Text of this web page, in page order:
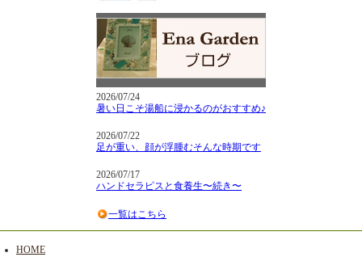
2026/07/24
暑い日こそ湯船に浸かるのがおすすめ♪
2026/07/22
足が重い、顔が浮腫むそんな時期です
2026/07/17
ハンドセラピスと食養生〜続き〜
一覧はこちら
HOME